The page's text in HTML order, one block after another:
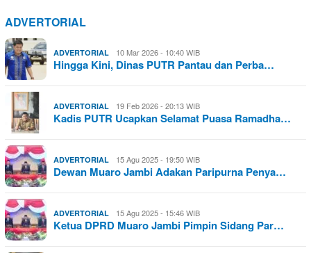
ADVERTORIAL
ADVERTORIAL 10 Mar 2026 - 10:40 WIB
Hingga Kini, Dinas PUTR Pantau dan Perba…
ADVERTORIAL 19 Feb 2026 - 20:13 WIB
Kadis PUTR Ucapkan Selamat Puasa Ramadha…
ADVERTORIAL 15 Agu 2025 - 19:50 WIB
Dewan Muaro Jambi Adakan Paripurna Penya…
ADVERTORIAL 15 Agu 2025 - 15:46 WIB
Ketua DPRD Muaro Jambi Pimpin Sidang Par…